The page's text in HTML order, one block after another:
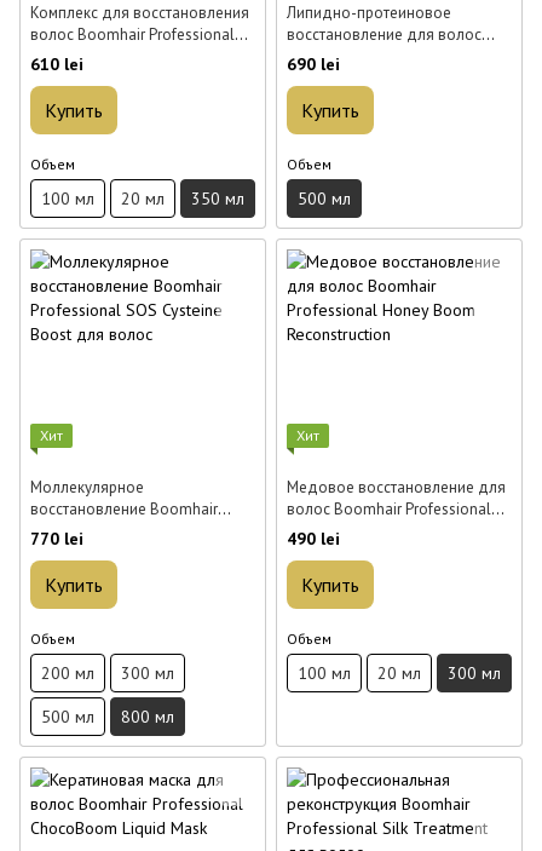
Комплекс для восстановления
волос Boomhair Professional
Protein Max 350 мл
610 lei
Купить
Объем
100 мл 20 мл 350 мл
Липидно-протеиновое
восстановление для волос
Boomhair Professional
мл
690 lei
Купить
Объем
500 мл
Хит
Моллекулярное
восстановление Boomhair
Professional SOS Cysteine Boost
770 lei
Купить
Объем
200 мл
300 мл
500 мл
800 мл
Хит
Медовое восстановление для
волос Boomhair Professional
Honey Boom Reconstruction 300
490 lei
Купить
Объем
100 мл 20 мл 300 мл